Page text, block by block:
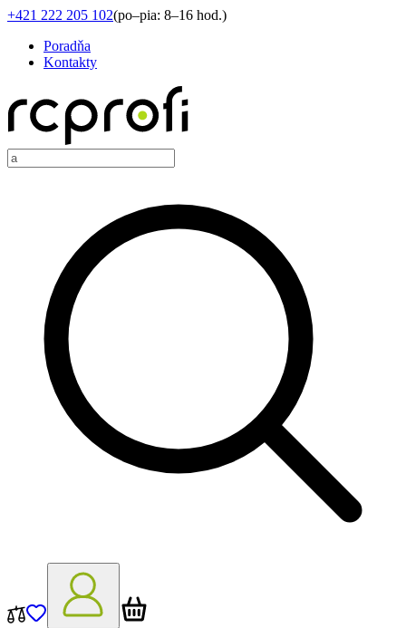
+421 222 205 102(po–pia: 8–16 hod.)
Poradňa
Kontakty